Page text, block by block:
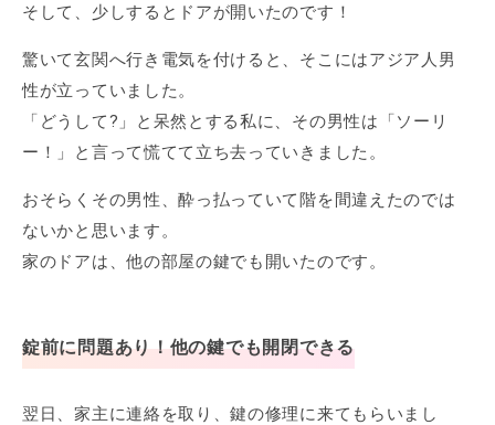
そして、少しするとドアが開いたのです！
驚いて玄関へ行き電気を付けると、そこにはアジア人男
性が立っていました。
「どうして?」と呆然とする私に、その男性は「ソーリ
ー！」と言って慌てて立ち去っていきました。
おそらくその男性、酔っ払っていて階を間違えたのでは
ないかと思います。
家のドアは、他の部屋の鍵でも開いたのです。
錠前に問題あり！他の鍵でも開閉できる
翌日、家主に連絡を取り、鍵の修理に来てもらいまし